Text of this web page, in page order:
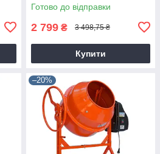
Готово до відправки
2 799 ₴ 3 498,75 ₴
Купити
–20%